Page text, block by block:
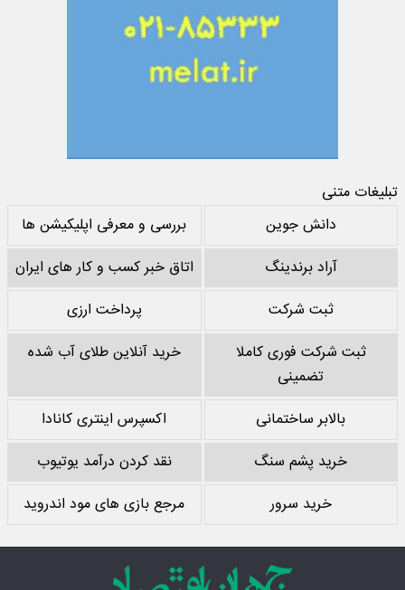
تبلیغات متنی
دانش جوین
بررسی و معرفی اپلیکیشن ها
آراد برندینگ
اتاق خبر کسب و کار های ایران
ثبت شرکت
پرداخت ارزی
ثبت شرکت فوری کاملا
تضمینی
خرید آنلاین طلای آب شده
بالابر ساختمانی
اکسپرس اینتری کانادا
خرید پشم سنگ
نقد کردن درآمد یوتیوب
خرید سرور
مرجع بازی های مود اندروید